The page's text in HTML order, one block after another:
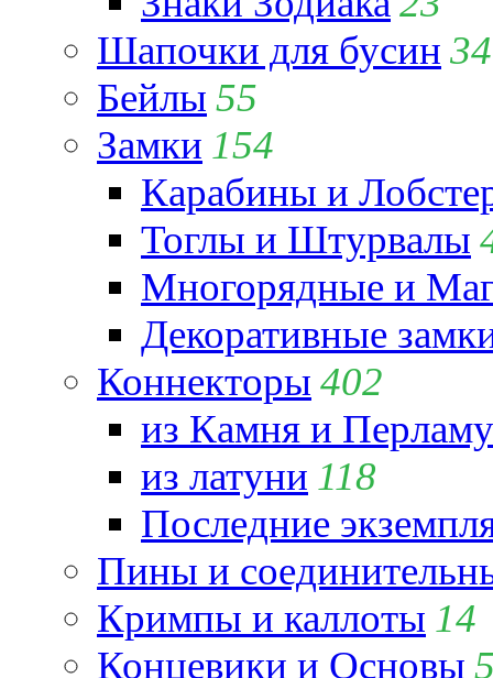
Шапочки для бусин 34
Бейлы 55
Замки 154
Карабины и
Тоглы и Штурвалы
Многорядные и
Декоративные
Коннекторы 402
из Камня и
из латуни 118
Последние
Пины и
Кримпы и каллоты 14
Концевики и Основы